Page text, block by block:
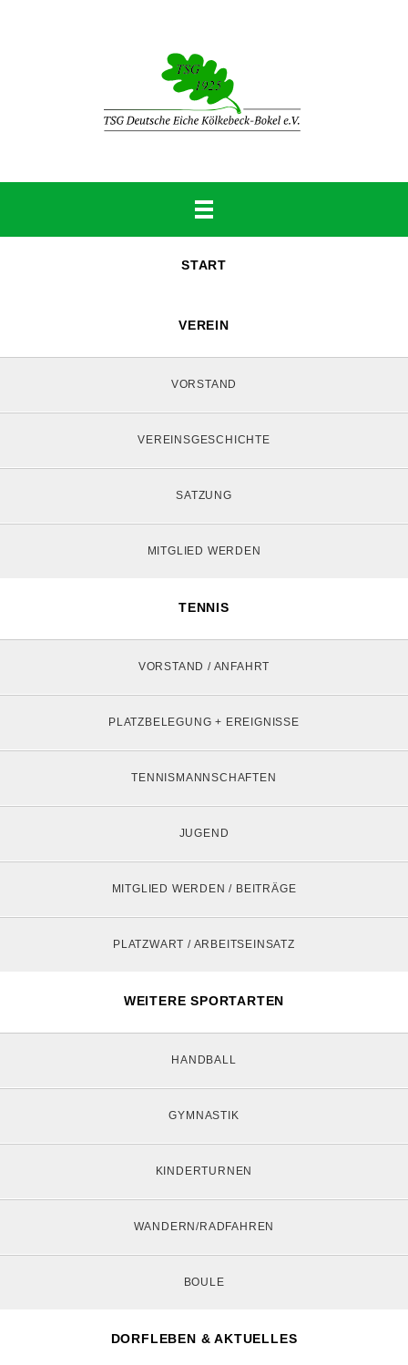
START
VEREIN
VORSTAND
VEREINSGESCHICHTE
SATZUNG
MITGLIED WERDEN
TENNIS
VORSTAND / ANFAHRT
PLATZBELEGUNG + EREIGNISSE
TENNISMANNSCHAFTEN
JUGEND
MITGLIED WERDEN / BEITRÄGE
PLATZWART / ARBEITSEINSATZ
WEITERE SPORTARTEN
HANDBALL
GYMNASTIK
KINDERTURNEN
WANDERN/RADFAHREN
BOULE
DORFLEBEN & AKTUELLES